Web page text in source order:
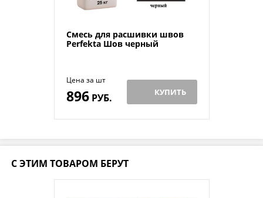
Смесь для расшивки швов
Perfekta Шов черный
Цена за шт
896РУБ. КУПИТЬ
С ЭТИМ ТОВАРОМ БЕРУТ